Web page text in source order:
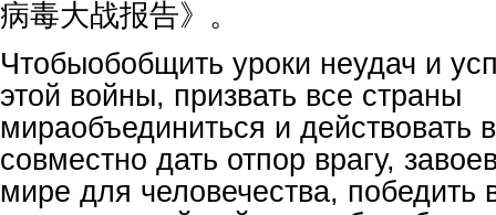
病毒大战报告》。
Чтобыобобщить уроки неудач и
этой войны, призвать все страны
мираобъединиться и действовать
совместно дать отпор врагу,
мире для человечества, победить